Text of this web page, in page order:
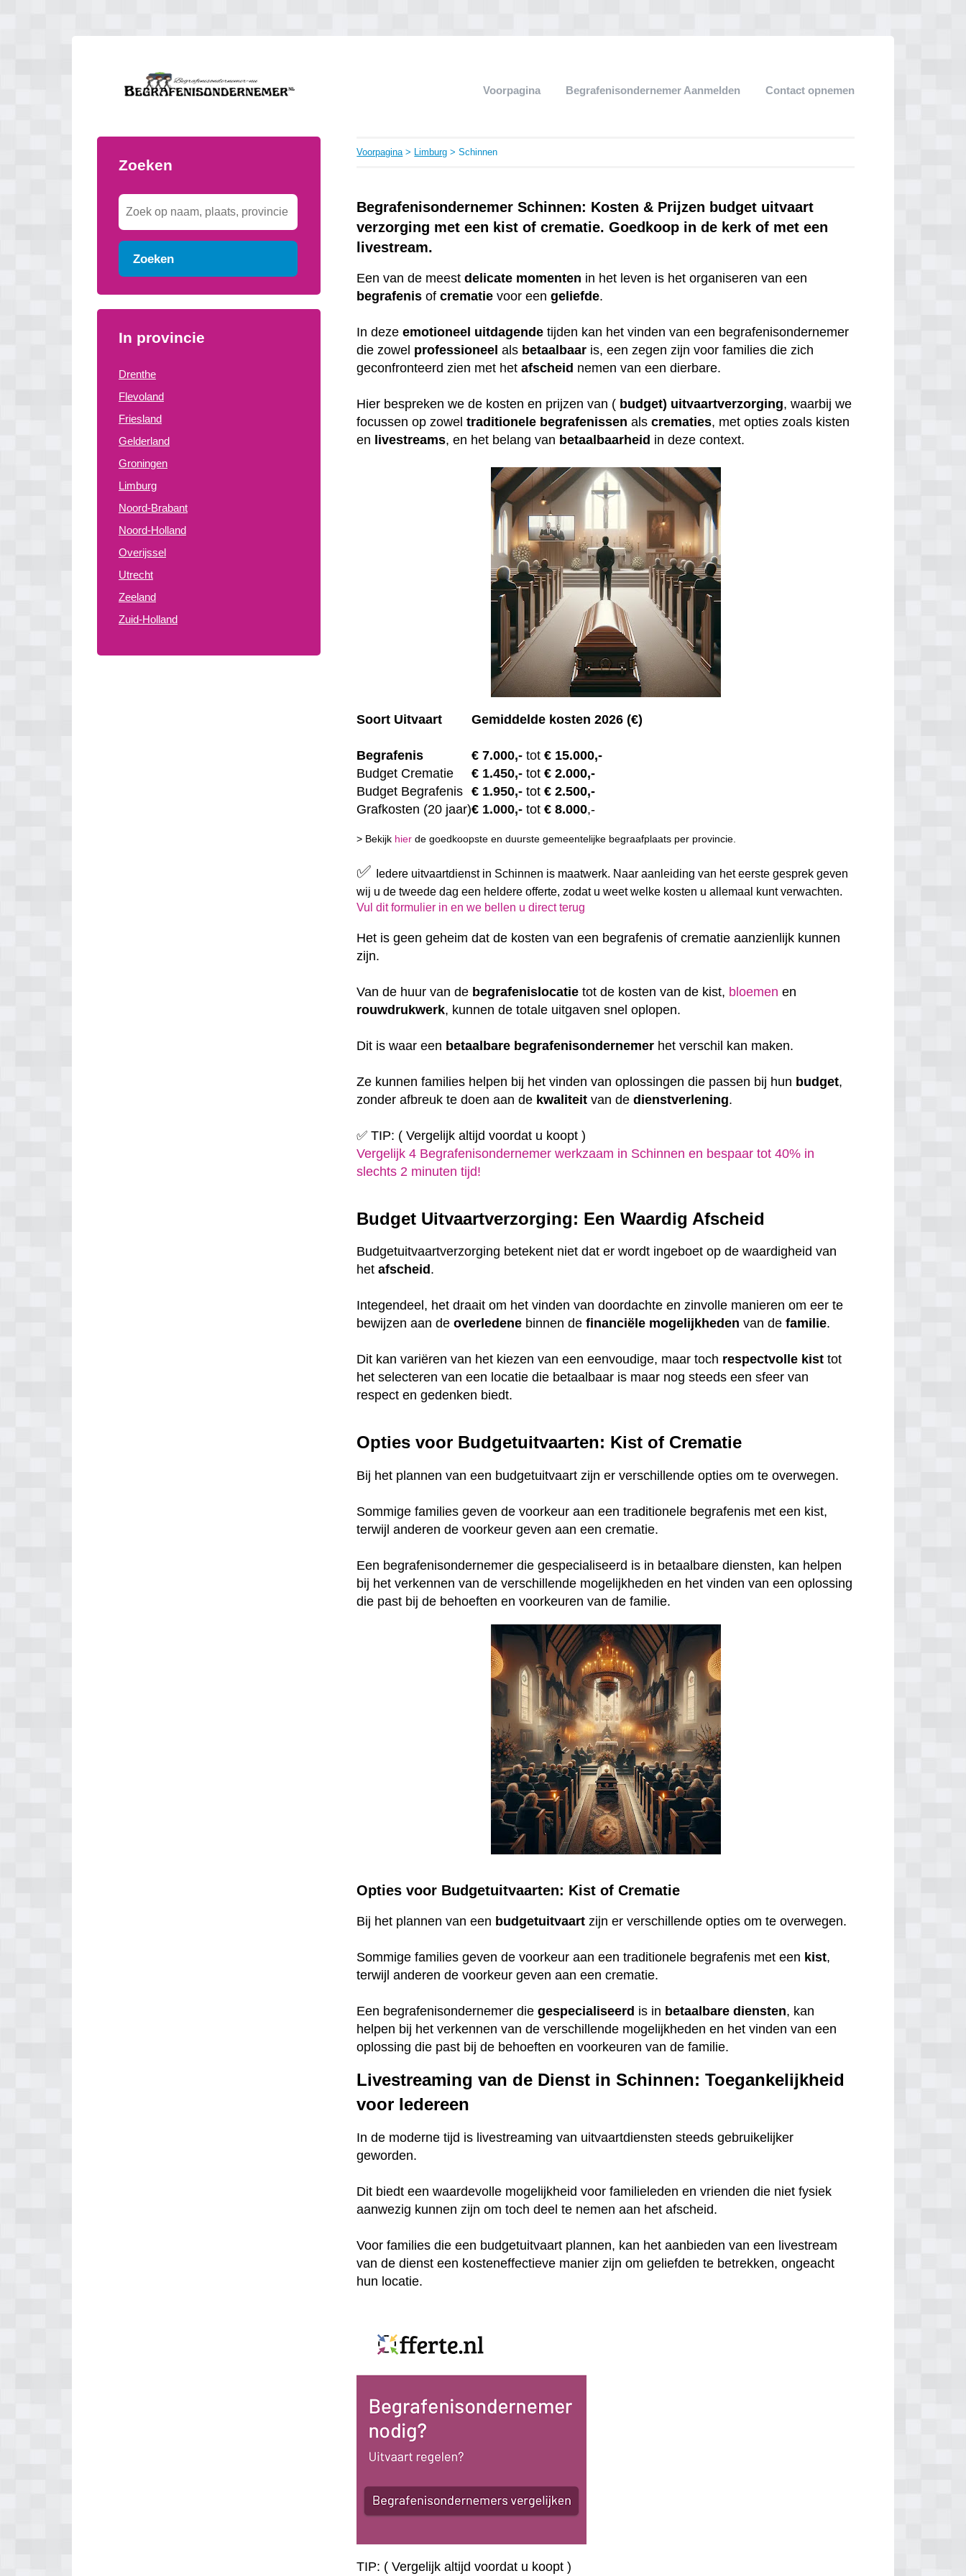
Voorpagina Begrafenisondernemer Aanmelden Contact opnemen
Zoeken
Zoeken
In provincie
Drenthe
Flevoland
Friesland
Gelderland
Groningen
Limburg
Noord-Brabant
Noord-Holland
Overijssel
Utrecht
Zeeland
Zuid-Holland
Voorpagina> Limburg > Schinnen
Begrafenisondernemer Schinnen: Kosten & Prijzen budget uitvaart
verzorging met een kist of crematie. Goedkoop in de kerk of met een
livestream.
Een van de meestdelicate momenten in het leven is het organiseren van een
begrafenis ofcrematie voor eengeliefde.
In dezeemotioneel uitdagende tijden kan het vinden van een begrafenisondernemer
die zowel professioneel als betaalbaar is, een zegen zijn voor families die zich
geconfronteerd zien met hetafscheid nemen van een dierbare.
Hier bespreken we de kosten en prijzen van ( budget) uitvaartverzorging, waarbij we
focussen op zoweltraditionele begrafenissen alscrematies, met opties zoals kisten
en livestreams, en het belang van betaalbaarheid in deze context.
Soort Uitvaart Gemiddelde kosten 2026 (€)
Begrafenis € 7.000,- tot € 15.000,-
Budget Crematie
€ 1.450,- tot€ 2.000,-
Budget Begrafenis € 1.950,- tot€ 2.500,-
Grafkosten (20 jaar)€ 1.000,- tot€ 8.000,-
> Bekijk hier de goedkoopste en duurste gemeentelijke begraafplaats per provincie.
✅
Iedere uitvaartdienst in Schinnen is maatwerk. Naar aanleiding van het eerste gesprek geven
wij u de tweede dag een heldere offerte, zodat u weet welke kosten u allemaal kunt verwachten.
Vul dit formulier in en we bellen u direct terug
Het is geen geheim dat de kosten van een begrafenis of crematie aanzienlijk kunnen
zijn.
Van de huur van de begrafenislocatie tot de kosten van de kist, bloemen en
rouwdrukwerk, kunnen de totale uitgaven snel oplopen.
Dit is waar een betaalbare begrafenisondernemer het verschil kan maken.
Ze kunnen families helpen bij het vinden van oplossingen die passen bij hun budget,
zonder afbreuk te doen aan de kwaliteit van dedienstverlening.
✅ TIP: ( Vergelijk altijd voordat u koopt )
Vergelijk 4 Begrafenisondernemer werkzaam in Schinnen en bespaar tot 40% in
slechts 2 minuten tijd!
Budget Uitvaartverzorging: Een Waardig Afscheid
Budgetuitvaartverzorging betekent niet dat er wordt ingeboet op de waardigheid van
hetafscheid .
Integendeel, het draait om het vinden van doordachte en zinvolle manieren om eer te
bewijzen aan deoverledene binnen definanciële mogelijkheden van defamilie.
Dit kan variëren van het kiezen van een eenvoudige, maar toch respectvolle kist tot
het selecteren van een locatie die betaalbaar is maar nog steeds een sfeer van
respect en gedenken biedt.
Opties voor Budgetuitvaarten: Kist of Crematie
Bij het plannen van een budgetuitvaart zijn er verschillende opties om te overwegen.
Sommige families geven de voorkeur aan een traditionele begrafenis met een kist,
terwijl anderen de voorkeur geven aan een crematie.
Een begrafenisondernemer die gespecialiseerd is in betaalbare diensten, kan helpen
bij het verkennen van de verschillende mogelijkheden en het vinden van een oplossing
die past bij de behoeften en voorkeuren van de familie.
Opties voor Budgetuitvaarten: Kist of Crematie
Bij het plannen van een budgetuitvaart zijn er verschillende opties om te overwegen.
Sommige families geven de voorkeur aan een traditionele begrafenis met een kist,
terwijl anderen de voorkeur geven aan een crematie.
Een begrafenisondernemer diegespecialiseerd is in betaalbare diensten, kan
helpen bij het verkennen van de verschillende mogelijkheden en het vinden van een
oplossing die past bij de behoeften en voorkeuren van de familie.
Livestreaming van de Dienst in Schinnen: Toegankelijkheid
voor Iedereen
In de moderne tijd is livestreaming van uitvaartdiensten steeds gebruikelijker
geworden.
Dit biedt een waardevolle mogelijkheid voor familieleden en vrienden die niet fysiek
aanwezig kunnen zijn om toch deel te nemen aan het afscheid.
Voor families die een budgetuitvaart plannen, kan het aanbieden van een livestream
van de dienst een kosteneffectieve manier zijn om geliefden te betrekken, ongeacht
hun locatie.
TIP: ( Vergelijk altijd voordat u koopt )